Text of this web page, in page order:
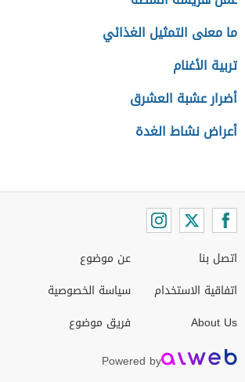
ما معنى التمثيل الغذائي
تربية الأغنام
أضرار عشبة العشرق
أعراض نشاط الغدة
اتصل بنا
اتفاقية الاستخدام
About Us
عن موضوع
سياسة الخصوصية
فريق موضوع
Powered by